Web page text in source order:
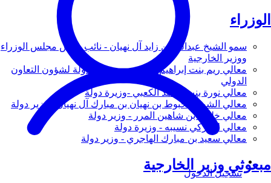
الوزراء
سمو الشيخ عبدالله بن زايد آل نهيان - نائب رئيس مجلس الوزراء
ووزير الخارجية
معالي ريم بنت إبراهيم الهاشمي - وزيرة دولة لشؤون التعاون
الدولي
معالي نورة بنت محمد الكعبي -وزيرة دولة
معالي الشيخ شخبوط بن نهيان بن مبارك آل نهيان - وزير دولة
معالي خليفة بن شاهين المرر - وزير دولة
معالي لانا زكي نسيبه - وزيرة دولة
معالي سعيد بن مبارك الهاجري - وزير دولة
مبعوثي وزير الخارجية
تسجيل الدخول